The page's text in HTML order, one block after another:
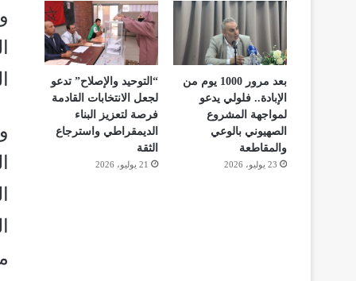
بعد مرور 1000 يوم من
الإبادة.. فلولي يدعو
لمواجهة المشروع
الصهيوني بالوعي
والمقاطعة
23 يوليو، 2026
“التوحيد والإصلاح” تدعو
لجعل الانتخابات القادمة
فرصة لتعزيز البناء
الديمقراطي واسترجاع
الثقة
21 يوليو، 2026